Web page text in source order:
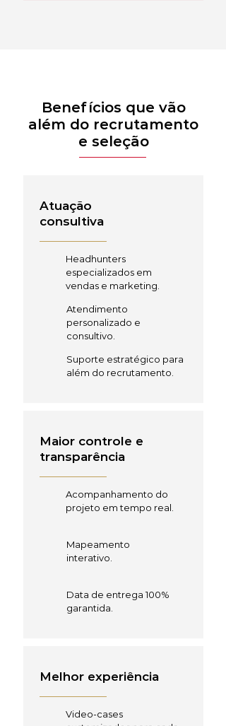
Benefícios que vão
além do recrutamento
e seleção
Atuação
consultiva
Headhunters
especializados em
vendas e marketing.
Atendimento
personalizado e
consultivo.
Suporte estratégico para
além do recrutamento.
Maior controle e
transparência
Acompanhamento do
projeto em tempo real.
Mapeamento
interativo.
Data de entrega 100%
garantida.
Melhor experiência
Video-cases